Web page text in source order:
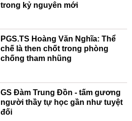
trong kỷ nguyên mới
PGS.TS Hoàng Văn Nghĩa: Thể
chế là then chốt trong phòng
chống tham nhũng
GS Đàm Trung Đồn - tấm gương
người thầy tự học gần như tuyệt
đối